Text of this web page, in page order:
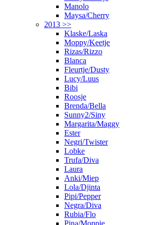
Manolo
Maysa/Cherry
2013 >>
Klaske/Laska
Moppy/Keetje
Rizas/Rizzo
Blanca
Fleurtje/Dusty
Lucy/Luus
Bibi
Roosje
Brenda/Bella
Sunny2/Siny
Margarita/Maggy
Ester
Negri/Twister
Lobke
Trufa/Diva
Laura
Anki/Miep
Lola/Djinta
Pipi/Pepper
Negra/Diva
Rubia/Flo
Pina/Moppie